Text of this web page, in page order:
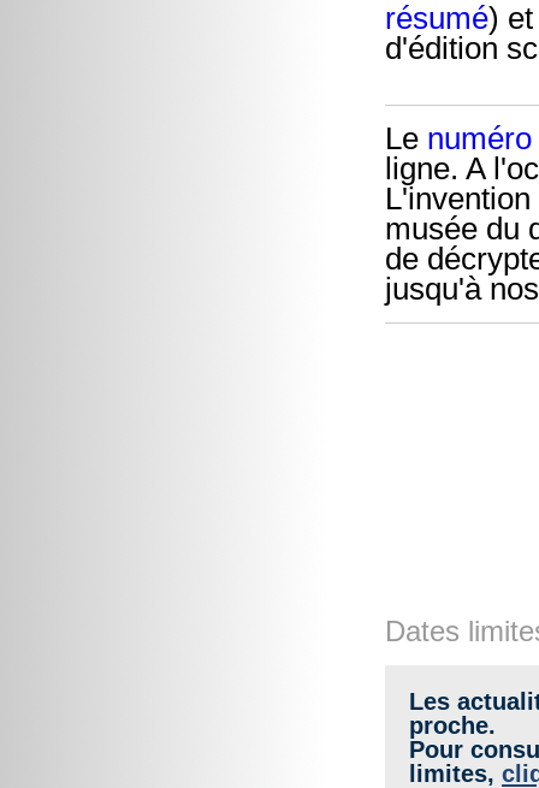
résumé)
d'édition
Le
ligne. A
musée du
de
jusqu'à
Dates
Les
proche.
Pour
limites,